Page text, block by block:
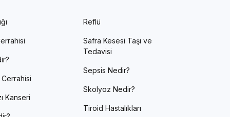
Kanseri
Reflü
Safra Kesesi Taşı ve
Tedavisi
Sepsis Nedir?
Skolyoz Nedir?
Tiroid Hastalıkları